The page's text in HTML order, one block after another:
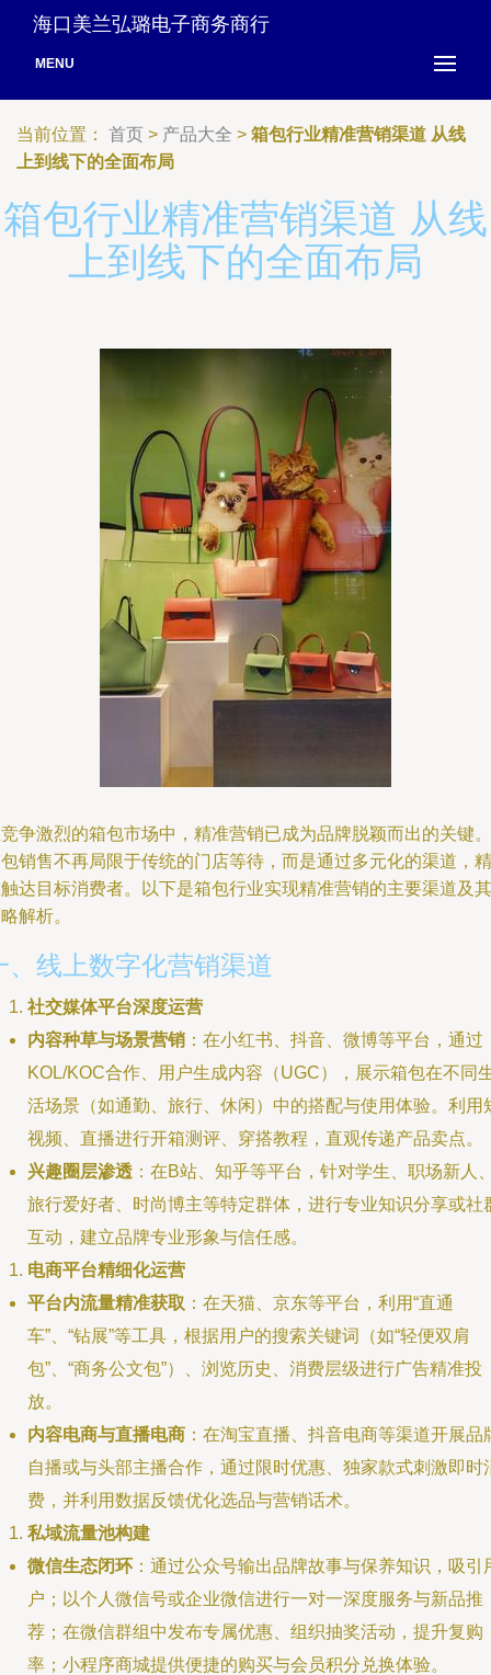
海口美兰弘璐电子商务商行
MENU
当前位置： 首页 > 产品大全 > 箱包行业精准营销渠道 从线
上到线下的全面布局
箱包行业精准营销渠道 从线
上到线下的全面布局
争激烈的箱包市场中，精准营销已成为品牌脱颖而出的关键。
销售不再局限于传统的门店等待，而是通过多元化的渠道，精
达目标消费者。以下是箱包行业实现精准营销的主要渠道及其
解析。
、线上数字化营销渠道
社交媒体平台深度运营
内容种草与场景营销 ：在小红书、抖音、微博等平台，通过
KOL/KOC合作、用户生成内容（UGC），展示箱包在不同
活场景（如通勤、旅行、休闲）中的搭配与使用体验。利用
视频、直播进行开箱测评、穿搭教程，直观传递产品卖点。
兴趣圈层渗透 ：在B站、知乎等平台，针对学生、职场新人
旅行爱好者、时尚博主等特定群体，进行专业知识分享或社
互动，建立品牌专业形象与信任感。
电商平台精细化运营
平台内流量精准获取 ：在天猫、京东等平台，利用“直通
车”、“钻展”等工具，根据用户的搜索关键词（如“轻便双肩
包”、“商务公文包”）、浏览历史、消费层级进行广告精准投
放。
内容电商与直播电商 ：在淘宝直播、抖音电商等渠道开展品
自播或与头部主播合作，通过限时优惠、独家款式刺激即时
费，并利用数据反馈优化选品与营销话术。
私域流量池构建
微信生态闭环 ：通过公众号输出品牌故事与保养知识，吸引
户；以个人微信号或企业微信进行一对一深度服务与新品推
荐；在微信群组中发布专属优惠、组织抽奖活动，提升复购
率；小程序商城提供便捷的购买与会员积分兑换体验。